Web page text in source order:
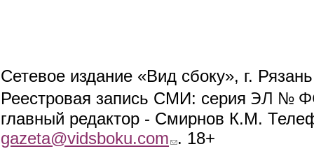
Сетевое издание «Вид сбоку», г.
Реестровая запись СМИ: серия ЭЛ №
главный редактор - Смирнов К.М.
gazeta@vidsboku.com (link sends e-mail)
. 18+